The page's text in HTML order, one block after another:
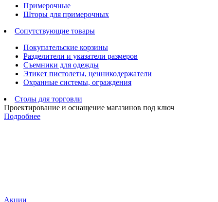
Примерочные
Шторы для примерочных
Сопутствующие товары
Покупательские корзины
Разделители и указатели размеров
Съемники для одежды
Этикет пистолеты, ценникодержатели
Охранные системы, ограждения
Столы для торговли
Проектирование и оснащение магазинов под ключ
Подробнее
Акции